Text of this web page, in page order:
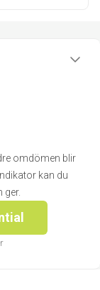
omdömen blir
kan du
ger.